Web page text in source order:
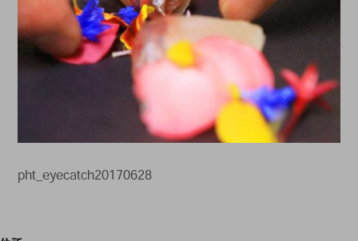
pht_eyecatch20170628